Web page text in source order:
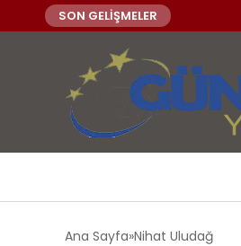
SON GELİŞMELER
Ana Sayfa Nihat Uludağ